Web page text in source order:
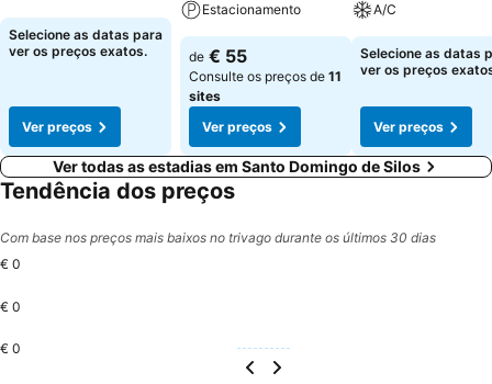
Selecione as datas para
ver os preços exatos.
Ver preços
Estacionamento
de € 55
Consulte os preços de 11
sites
Ver preços
A/C
Selecione as datas
ver os preços
Ver preços
Ver todas as estadias em Santo Domingo de Silos
Tendência dos preços
Com base nos preços mais baixos no trivago durante os últimos 30 dias
€ 0
€ 0
€ 0